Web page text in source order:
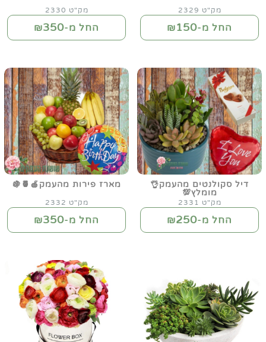
מק"ט 2329
החל מ-₪150
מק"ט 2330
החל מ-₪350
דיל סקולנטים מהעמק👌
מומלץ💯
מק"ט 2331
החל מ-₪250
מארז פירות מהעמק🍎🍍🍇
מק"ט 2332
החל מ-₪350